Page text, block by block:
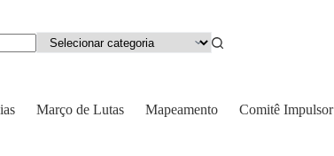
Março de Lutas Mapeamento Comitê Impulsor